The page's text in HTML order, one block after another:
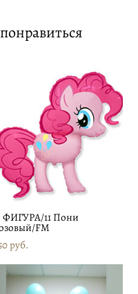
11 Пони
FM
pуб.